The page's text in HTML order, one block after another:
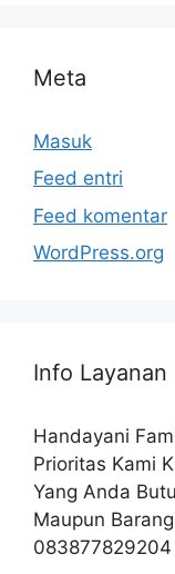
Meta
Masuk
Feed entri
Feed komentar
WordPress.org
Info
Handayani
Prioritas Kami
Yang Anda
Maupun